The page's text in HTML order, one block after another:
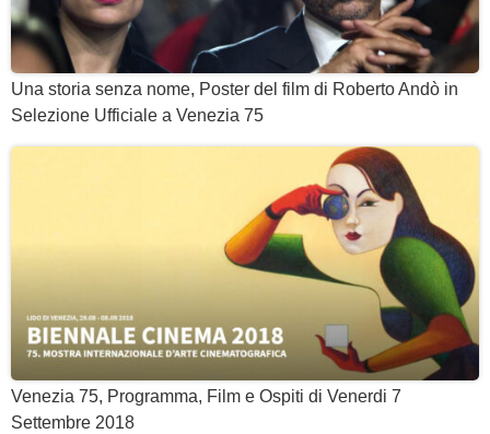
Una storia senza nome, Poster del film di Roberto Andò in
Selezione Ufficiale a Venezia 75
Venezia 75, Programma, Film e Ospiti di Venerdi 7
Settembre 2018